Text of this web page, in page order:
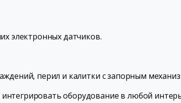
электронных датчиков.
перил и калитки с запорным
оборудование в любой